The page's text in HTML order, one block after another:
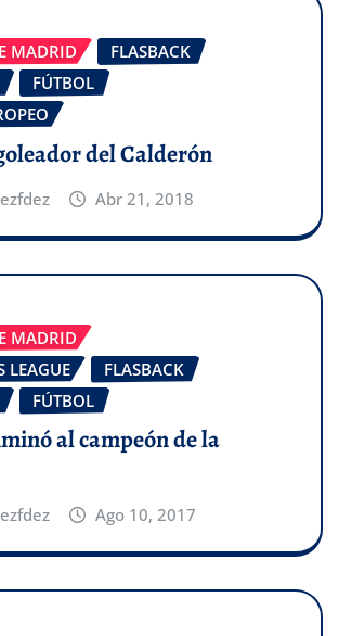
MADRID
FLASBACK
FÚTBOL
del Calderón
Abr 21, 2018
MADRID
LEAGUE
FLASBACK
FÚTBOL
al campeón de la
Ago 10, 2017